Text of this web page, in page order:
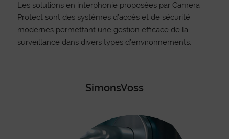
Les solutions en interphonie proposées par Camera
Protect sont des systèmes d’accès et de sécurité
modernes permettant une gestion efficace de la
surveillance dans divers types d’environnements.
SimonsVoss